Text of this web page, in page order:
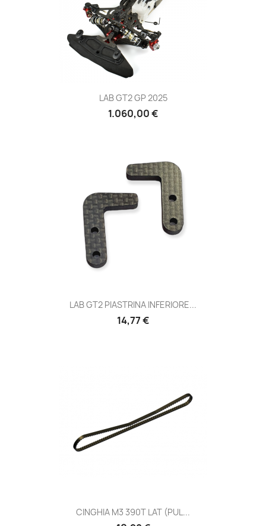
LAB GT2 GP 2025
1.060,00 €
LAB GT2 PIASTRINA INFERIORE...
14,77 €
CINGHIA M3 390T LAT (PUL...